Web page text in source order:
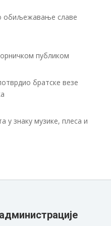
обиљежавање славе
публиком
братске везе
у знаку музике, плеса и